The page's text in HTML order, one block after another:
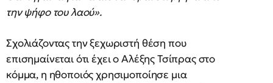
την ψήφο του λαού».
Σχολιάζοντας την ξεχωριστή θέση που
επισημαίνεται ότι έχει ο Αλέξης Τσίπρας στο
κόμμα, η ηθοποιός χρησιμοποίησε μια